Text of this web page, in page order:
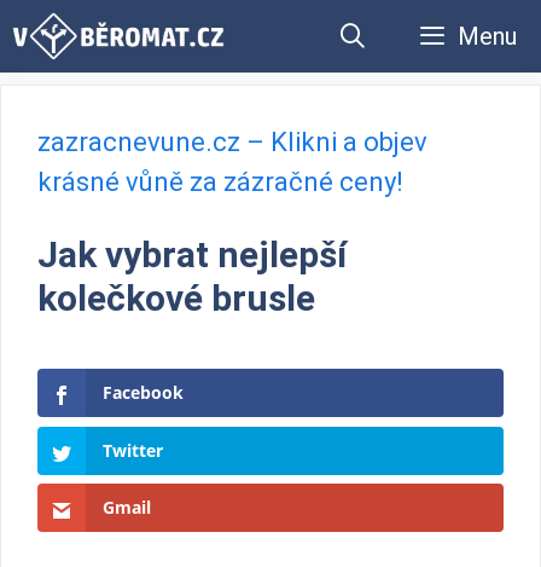
Přeskočit
Menu
zazracnevune.cz – Klikni a objev
krásné vůně za zázračné ceny!
Jak vybrat nejlepší
kolečkové brusle
Facebook
Twitter
Gmail